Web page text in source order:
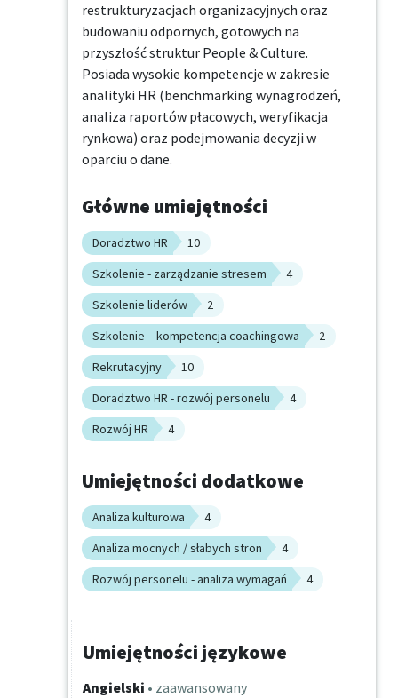
restrukturyzacjach organizacyjnych oraz
budowaniu odpornych, gotowych na
przyszłość struktur People & Culture.
Posiada wysokie kompetencje w zakresie
analityki HR (benchmarking wynagrodzeń,
analiza raportów płacowych, weryfikacja
rynkowa) oraz podejmowania decyzji w
oparciu o dane.
Główne umiejętności
Doradztwo HR
10
Szkolenie - zarządzanie stresem
4
Szkolenie liderów
2
Szkolenie – kompetencja coachingowa
2
Rekrutacyjny
10
Doradztwo HR - rozwój personelu
4
Rozwój HR
4
Umiejętności dodatkowe
Analiza kulturowa
4
Analiza mocnych / słabych stron
4
Rozwój personelu - analiza wymagań
4
Umiejętności językowe
Angielski • zaawansowany